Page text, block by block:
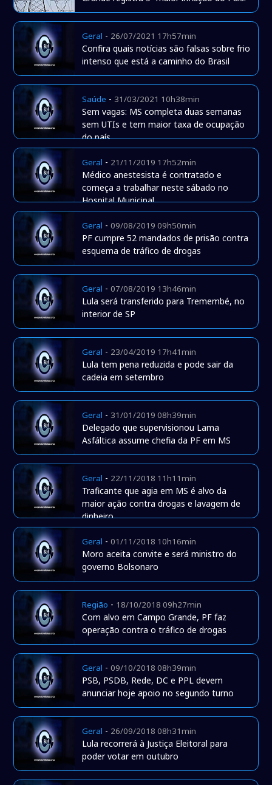
Geral - 26/07/2021 17h57min
Confira quais notícias são falsas sobre frio
intenso que está a caminho do Brasil
Saúde - 31/03/2021 10h38min
Sem vagas: MS completa duas semanas
sem UTIs e tem maior taxa de ocupação
do país
Geral - 21/11/2019 17h52min
Médico anestesista é contratado e
começa a trabalhar neste sábado no
Hospital Municipal
Geral -09/08/2019 09h50min
PF cumpre 52 mandados de prisão contra
esquema de tráfico de drogas
Geral -07/08/2019 13h46min
Lula será transferido para Tremembé, no
interior de SP
Geral - 23/04/2019 17h41min
Lula tem pena reduzida e pode sair da
cadeia em setembro
Geral - 31/01/2019 08h39min
Delegado que supervisionou Lama
Asfáltica assume chefia da PF em MS
Geral - 22/11/2018 11h11min
Traficante que agia em MS é alvo da
maior ação contra drogas e lavagem de
dinheiro
Geral -01/11/2018 10h16min
Moro aceita convite e será ministro do
governo Bolsonaro
Região - 18/10/2018 09h27min
Com alvo em Campo Grande, PF faz
operação contra o tráfico de drogas
Geral -09/10/2018 08h39min
PSB, PSDB, Rede, DC e PPL devem
anunciar hoje apoio no segundo turno
Geral - 26/09/2018 08h31min
Lula recorrerá à Justiça Eleitoral para
poder votar em outubro